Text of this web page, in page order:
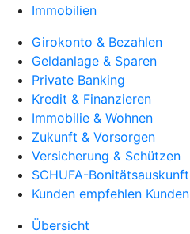
Immobilien
Girokonto & Bezahlen
Geldanlage & Sparen
Private Banking
Kredit & Finanzieren
Immobilie & Wohnen
Zukunft & Vorsorgen
Versicherung & Schützen
SCHUFA-Bonitätsauskunft
Kunden empfehlen Kunden
Übersicht